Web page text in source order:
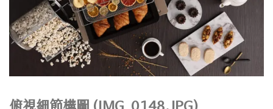
俯視細節構圖 (IMG_0148.JPG)